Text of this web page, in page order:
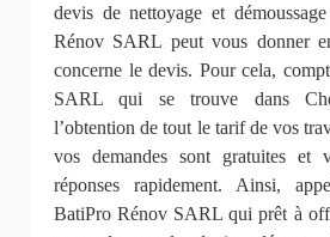
devis de nettoyage et
Rénov SARL peut vous donner
concerne le devis. Pour cela,
SARL qui se trouve dans
l’obtention de tout le tarif de vos
vos demandes sont gratuites et
réponses rapidement. Ainsi,
BatiPro Rénov SARL qui prêt à